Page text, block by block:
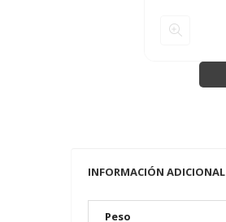
INFORMACIÓN ADICIONAL
Peso